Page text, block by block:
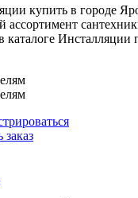
купить в городе
каталоге Инсталляции
заказ